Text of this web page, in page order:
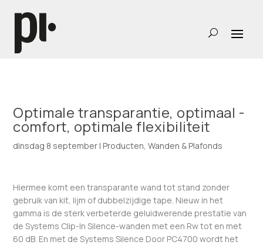
Optimale transparantie, optimaal ­
comfort, optimale flexibiliteit
dinsdag 8 september | Producten,Wanden & Plafonds
Hiermee komt een transparante wand tot stand zonder
gebruik van kit, lijm of dubbelzijdige tape. Nieuw in het
gamma is de sterk verbeterde geluidwerende prestatie van
de Systems Clip-In Silence-wanden met een Rw tot en met
60 dB. En met de Systems Silence Door PC4700 wordt het